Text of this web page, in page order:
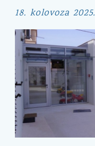
18. kolovoza 2025.